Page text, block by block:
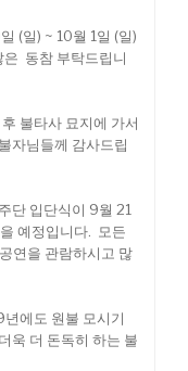
(일) ~ 10월 1일 (일)
동참 부탁드립니
불타사 묘지에 가서
자님들께 감사드립
단 입단식이 9월 21
예정입니다. 모든
연을 관람하시고 많
에도 원불 모시기
욱 더 돈독히 하는 불